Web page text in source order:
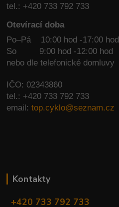
tel.: +420 733 792 733
Otevírací doba
Po–Pá 10:00 hod -17:00 hod
So
9:00 hod -12:00 hod
nebo dle telefonické domluvy
IČO: 02343860
tel.: +420 733 792 733
email:top.cyklo@seznam.cz
Kontakty
+420 733 792 733